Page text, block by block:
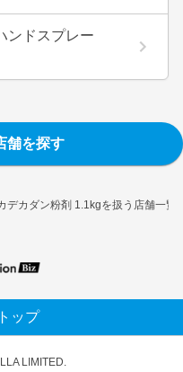
デカダン粉剤 1.1kgを扱う店舗一覧
ンドスプレー
舗を探す
ップ
LIMITED.